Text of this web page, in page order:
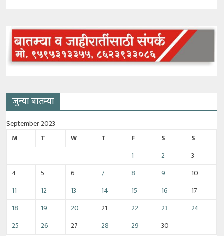
जुन्या बातम्या
September 2023
M
T W T F S
S
1
2
3
4
5 6 7 8 9
10
11
12 13 14 15 16
17
18
19 20 21 22 23
24
25
26 27 28 29 30